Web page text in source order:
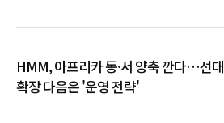
HMM, 아프리카 동·서 양축 깐다…선대
확장 다음은 '운영 전략'